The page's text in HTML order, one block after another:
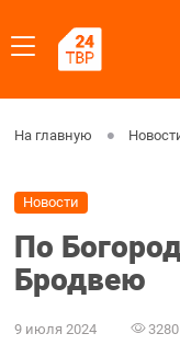
На главную
Новости
По
Бродвею
9 июля 2024 3280